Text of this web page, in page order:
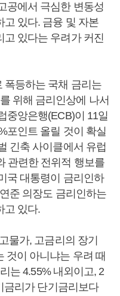
공에서 극심한 변동성
고 있다. 금융 및 자본
고 있다는 우려가 커진
폭등하는 국채 금리는
위해 금리인상에 나서
중앙은행(ECB)이 11일
포인트 올릴 것이 확실
긴축 사이클에서 유럽
관련한 전위적 행보를
국 대통령이 금리인하
준 의장도 금리인하는
고 있다.
물가, 고금리의 장기
것이 아니냐는 우려 때
는 4.55% 내외이고, 2
금리가 단기금리보다